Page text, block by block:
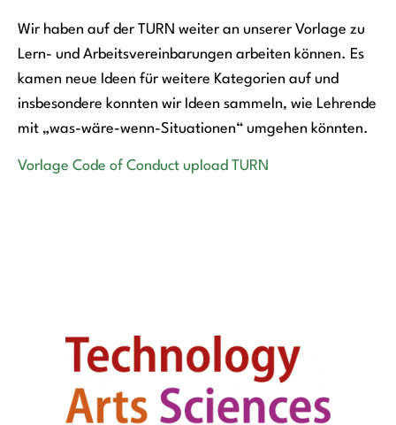
Wir haben auf der TURN weiter an unserer Vorlage zu
Lern- und Arbeitsvereinbarungen arbeiten können. Es
kamen neue Ideen für weitere Kategorien auf und
insbesondere konnten wir Ideen sammeln, wie Lehrende
mit „was-wäre-wenn-Situationen“ umgehen könnten.
Vorlage Code of Conduct upload TURN